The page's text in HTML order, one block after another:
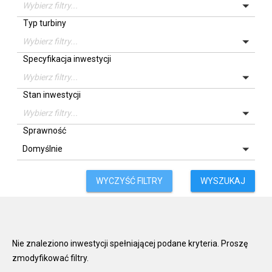
Wybierz filtry...
Typ turbiny
Wybierz filtry...
Specyfikacja inwestycji
Wybierz filtry...
Stan inwestycji
Wybierz filtry...
Sprawność
Domyślnie
WYCZYŚĆ FILTRY
Nie znaleziono inwestycji spełniającej podane kryteria. Proszę
zmodyfikować filtry.